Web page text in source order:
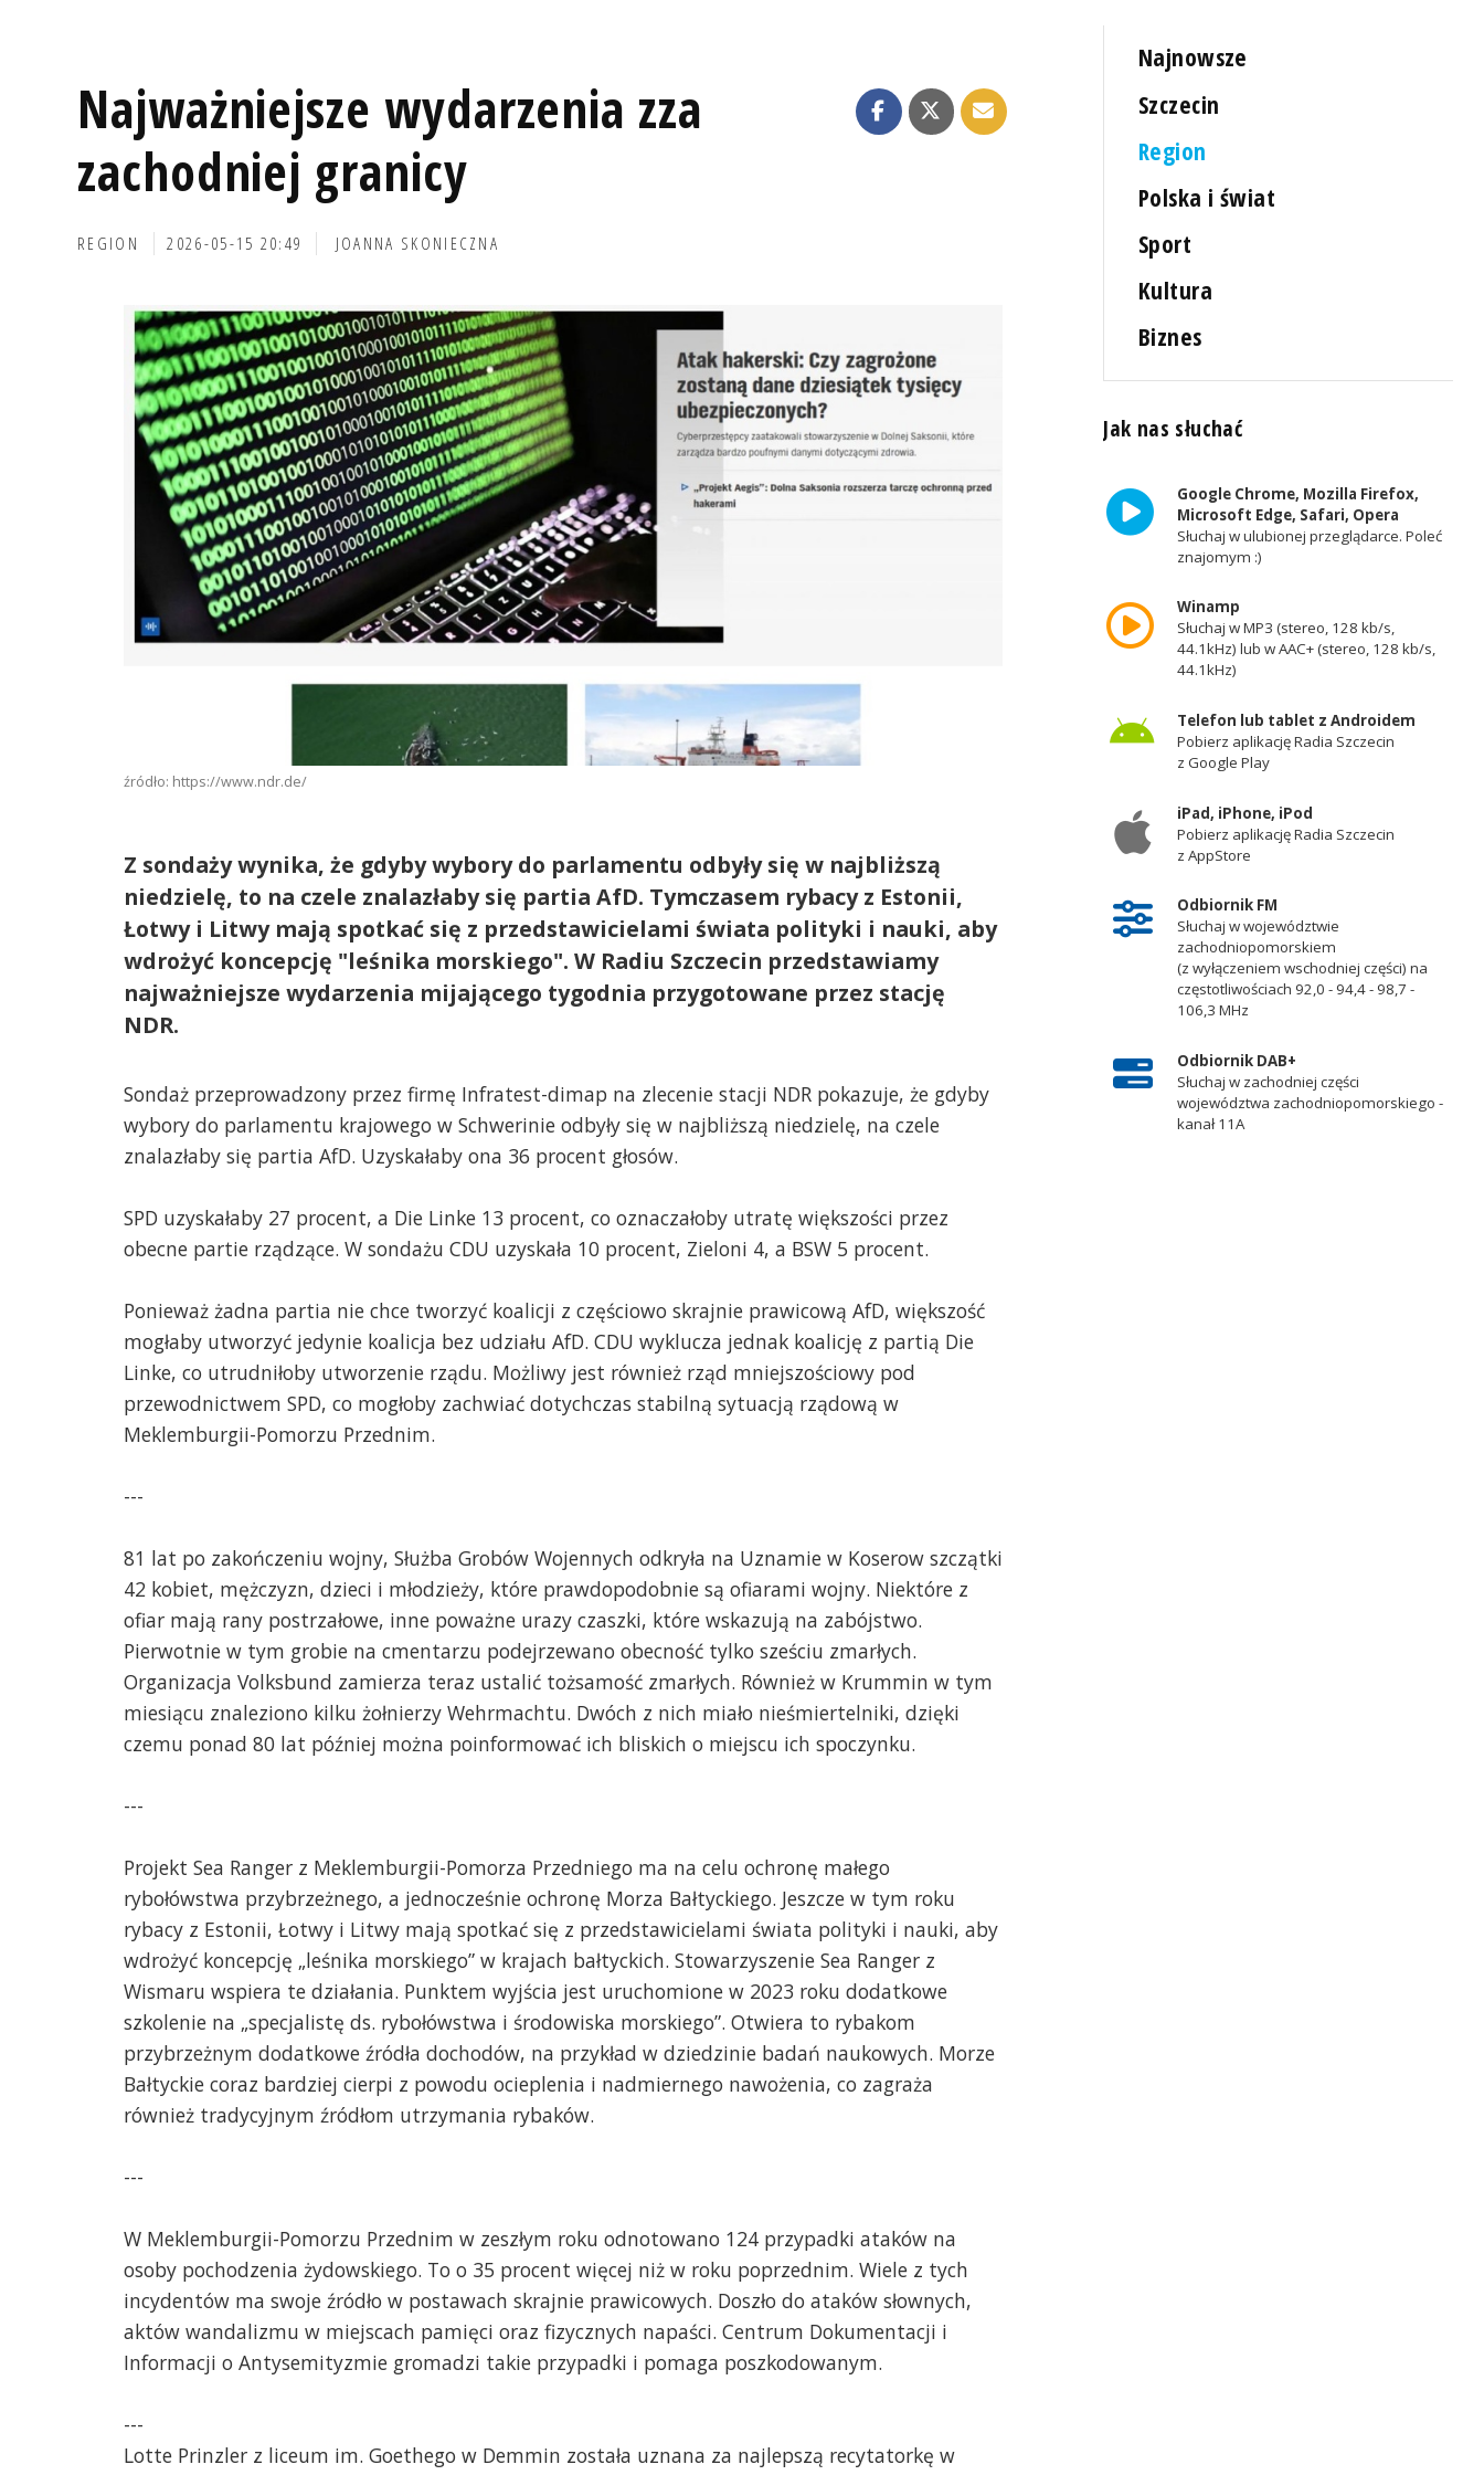
Najważniejsze wydarzenia zza
zachodniej granicy
REGION 2026-05-15 20:49 JOANNA SKONIECZNA
źródło: https://www.ndr.de/
Z sondaży wynika, że gdyby wybory do parlamentu odbyły się w najbliższą
niedzielę, to na czele znalazłaby się partia AfD. Tymczasem rybacy z Estonii,
Łotwy i Litwy mają spotkać się z przedstawicielami świata polityki i nauki, aby
wdrożyć koncepcję "leśnika morskiego". W Radiu Szczecin przedstawiamy
najważniejsze wydarzenia mijającego tygodnia przygotowane przez stację
NDR.
Sondaż przeprowadzony przez firmę Infratest-dimap na zlecenie stacji NDR pokazuje, że gdyby
wybory do parlamentu krajowego w Schwerinie odbyły się w najbliższą niedzielę, na czele
znalazłaby się partia AfD. Uzyskałaby ona 36 procent głosów.
SPD uzyskałaby 27 procent, a Die Linke 13 procent, co oznaczałoby utratę większości przez
obecne partie rządzące. W sondażu CDU uzyskała 10 procent, Zieloni 4, a BSW 5 procent.
Ponieważ żadna partia nie chce tworzyć koalicji z częściowo skrajnie prawicową AfD, większość
mogłaby utworzyć jedynie koalicja bez udziału AfD. CDU wyklucza jednak koalicję z partią Die
Linke, co utrudniłoby utworzenie rządu. Możliwy jest również rząd mniejszościowy pod
przewodnictwem SPD, co mogłoby zachwiać dotychczas stabilną sytuacją rządową w
Meklemburgii-Pomorzu Przednim.
---
81 lat po zakończeniu wojny, Służba Grobów Wojennych odkryła na Uznamie w Koserow szczątki
42 kobiet, mężczyzn, dzieci i młodzieży, które prawdopodobnie są ofiarami wojny. Niektóre z
ofiar mają rany postrzałowe, inne poważne urazy czaszki, które wskazują na zabójstwo.
Pierwotnie w tym grobie na cmentarzu podejrzewano obecność tylko sześciu zmarłych.
Organizacja Volksbund zamierza teraz ustalić tożsamość zmarłych. Również w Krummin w tym
miesiącu znaleziono kilku żołnierzy Wehrmachtu. Dwóch z nich miało nieśmiertelniki, dzięki
czemu ponad 80 lat później można poinformować ich bliskich o miejscu ich spoczynku.
---
Projekt Sea Ranger z Meklemburgii-Pomorza Przedniego ma na celu ochronę małego
rybołówstwa przybrzeżnego, a jednocześnie ochronę Morza Bałtyckiego. Jeszcze w tym roku
rybacy z Estonii, Łotwy i Litwy mają spotkać się z przedstawicielami świata polityki i nauki, aby
wdrożyć koncepcję „leśnika morskiego” w krajach bałtyckich. Stowarzyszenie Sea Ranger z
Wismaru wspiera te działania. Punktem wyjścia jest uruchomione w 2023 roku dodatkowe
szkolenie na „specjalistę ds. rybołówstwa i środowiska morskiego”. Otwiera to rybakom
przybrzeżnym dodatkowe źródła dochodów, na przykład w dziedzinie badań naukowych. Morze
Bałtyckie coraz bardziej cierpi z powodu ocieplenia i nadmiernego nawożenia, co zagraża
również tradycyjnym źródłom utrzymania rybaków.
---
W Meklemburgii-Pomorzu Przednim w zeszłym roku odnotowano 124 przypadki ataków na
osoby pochodzenia żydowskiego. To o 35 procent więcej niż w roku poprzednim. Wiele z tych
incydentów ma swoje źródło w postawach skrajnie prawicowych. Doszło do ataków słownych,
aktów wandalizmu w miejscach pamięci oraz fizycznych napaści. Centrum Dokumentacji i
Informacji o Antysemityzmie gromadzi takie przypadki i pomaga poszkodowanym.
---
Lotte Prinzler z liceum im. Goethego w Demmin została uznana za najlepszą recytatorkę w
Najnowsze
Szczecin
Region
Polska i świat
Sport
Kultura
Biznes
Jak nas słuchać
Google Chrome, Mozilla Firefox,
Microsoft Edge, Safari, Opera
Słuchaj w ulubionej przeglądarce. Poleć
znajomym :)
Winamp
Słuchaj w MP3 (stereo, 128 kb/s,
44.1kHz) lub w AAC+ (stereo, 128 kb/s,
44.1kHz)
Telefon lub tablet z Androidem
Pobierz aplikację Radia Szczecin
z Google Play
iPad, iPhone, iPod
Pobierz aplikację Radia Szczecin
z AppStore
Odbiornik FM
Słuchaj w województwie
zachodniopomorskiem
(z wyłączeniem wschodniej części) na
częstotliwościach 92,0 - 94,4 - 98,7 -
106,3 MHz
Odbiornik DAB+
Słuchaj w zachodniej części
województwa zachodniopomorskiego -
kanał 11A